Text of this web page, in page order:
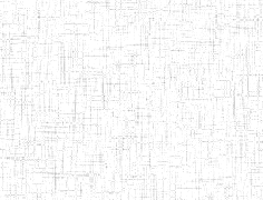
13/08/2013 ENIET Public
27/08/2013 ENIEG Public